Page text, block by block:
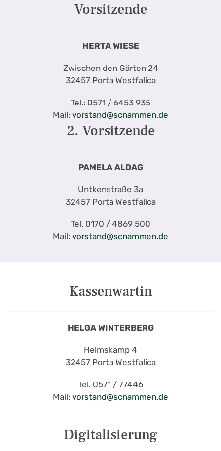
Vorsitzende
HERTA WIESE
Zwischen den Gärten 24
32457 Porta Westfalica
Tel.: 0571 / 6453 935
Mail: vorstand@scnammen.de
2. Vorsitzende
PAMELA ALDAG
Untkenstraße 3a
32457 Porta Westfalica
Tel. 0170 / 4869 500
Mail: vorstand@scnammen.de
Kassenwartin
HELGA WINTERBERG
Helmskamp 4
32457 Porta Westfalica
Tel. 0571 / 77446
Mail: vorstand@scnammen.de
Digitalisierung